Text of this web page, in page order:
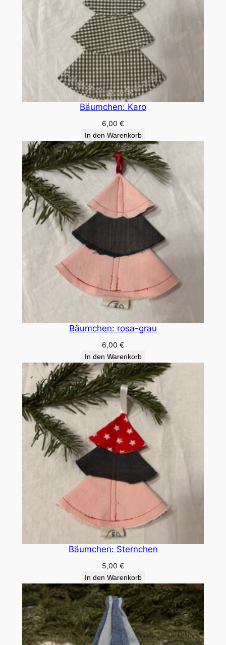
Bäumchen: Karo
6,00 €
In den Warenkorb
Bäumchen: rosa-grau
6,00 €
In den Warenkorb
Bäumchen: Sternchen
5,00 €
In den Warenkorb